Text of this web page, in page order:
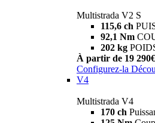
Multistrada V2 S
115,6 ch
92,1 Nm
202 kg
À partir de 19
Configurez-la
V4
Multistrada V4
170 ch